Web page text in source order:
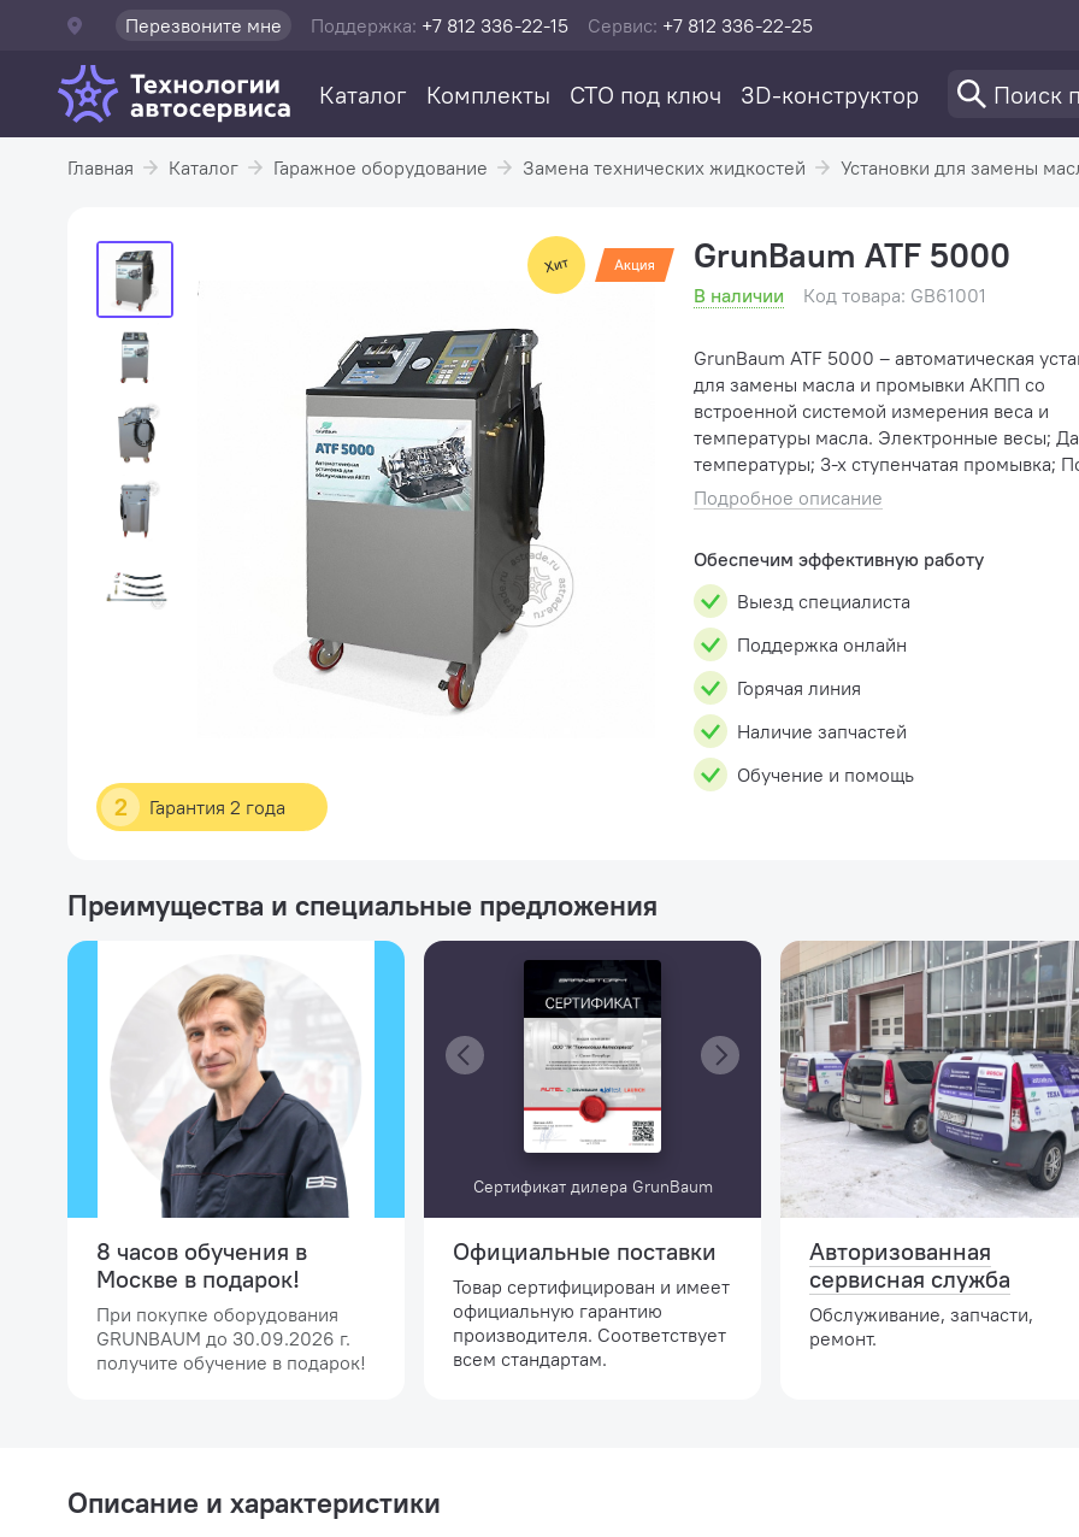
Перезвоните мне Поддержка: +7 812 336-22-15 Сервис: +7 812 336-22-25
Каталог Комплекты СТО под ключ 3D-конструктор
Главная Каталог Гаражное оборудование Замена технических жидкостей Установки для замены
2 Гарантия 2 года
GrunBaum ATF 5000
В наличии Код товара: GB61001
GrunBaum ATF 5000 – автоматическая
для замены масла и промывки АКПП со
встроенной системой измерения веса и
температуры масла. Электронные весы; Датчик
температуры; 3-х ступенчатая промывка; Полная
Подробное описание
Обеспечим эффективную работу
Выезд специалиста
Поддержка онлайн
Горячая линия
Наличие запчастей
Обучение и помощь
Преимущества и специальные предложения
8 часов обучения в
Москве в подарок!
При покупке оборудования
GRUNBAUM до 30.09.2026 г.
получите обучение в подарок!
Сертификат дилера GrunBaum
Официальные поставки
Товар сертифицирован и имеет
официальную гарантию
производителя. Соответствует
всем стандартам.
Авторизованная
сервисная служба
Обслуживание, запчасти,
ремонт.
Описание и характеристики